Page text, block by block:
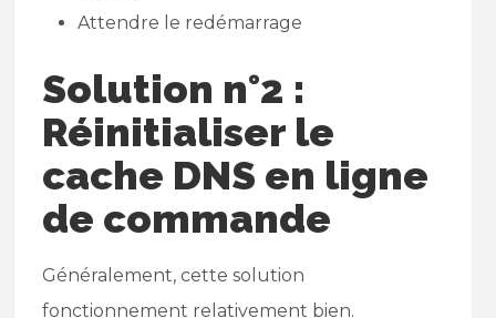
Attendre le redémarrage
Solution n°2 :
Réinitialiser le
cache DNS en ligne
de commande
Généralement, cette solution
fonctionnement relativement bien.